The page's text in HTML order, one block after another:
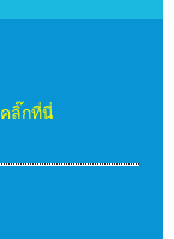
คลิ๊กที่นี่